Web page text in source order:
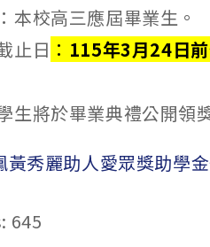
本校高三應屆畢業生。
止日 ： 115年3月24日前
生將於畢業典禮公開領
秀麗助人愛眾獎助學
645